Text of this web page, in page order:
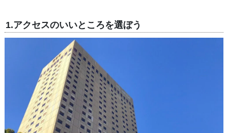
1.アクセスのいいところを選ぼう